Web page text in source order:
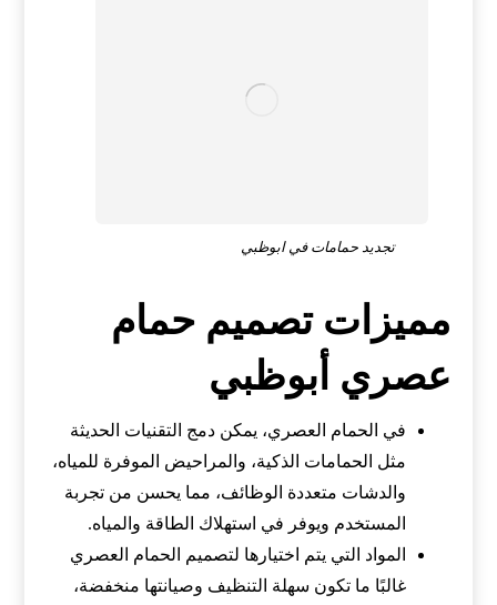
تجديد حمامات في ابوظبي
مميزات تصميم حمام
عصري أبوظبي
في الحمام العصري، يمكن دمج التقنيات الحديثة
مثل الحمامات الذكية، والمراحيض الموفرة للمياه،
والدشات متعددة الوظائف، مما يحسن من تجربة
المستخدم ويوفر في استهلاك الطاقة والمياه.
المواد التي يتم اختيارها لتصميم الحمام العصري
غالبًا ما تكون سهلة التنظيف وصيانتها منخفضة،